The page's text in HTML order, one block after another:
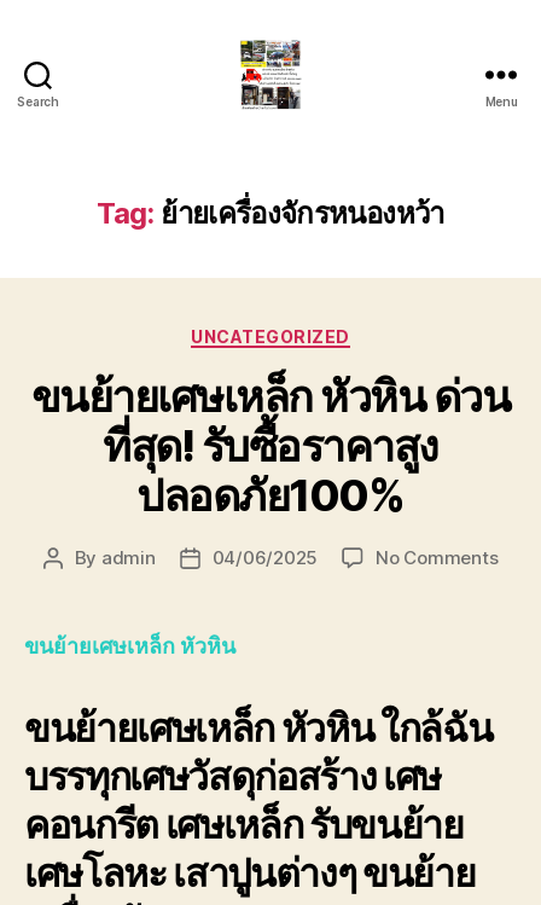
Search
สไลด์
ใน
หัวหิน
ชั่วโมง
โทร
0888000456
Menu
Tag: ย้ายเครื่องจักรหนองหว้า
Categories
UNCATEGORIZED
ขนย้ายเศษเหล็ก หัวหิน ด่วน
ที่สุด! รับซื้อราคาสูง
ปลอดภัย100%
Post
By admin
Post04/06/2025 No Commentson
ขนย้ายเศษเหล็ก หัวหิน
ขนย้ายเศษเหล็ก หัวหินใกล้ฉัน
บรรทุกเศษวัสดุก่อสร้าง เศษ
คอนกรีต เศษเหล็ก รับขนย้าย
เศษโลหะ เสาปูนต่างๆ ขนย้าย